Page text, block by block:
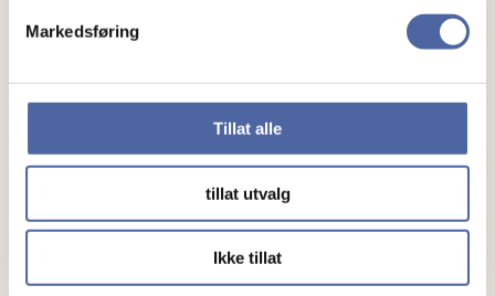
Markedsføring
Tillat alle
tillat utvalg
Ikke tillat